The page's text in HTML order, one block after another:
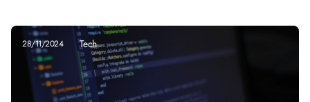
28/11/2024 Tech